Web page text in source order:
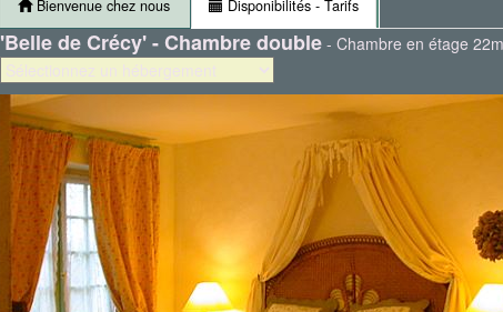
Bienvenue chez nous Disponibilités - Tarifs
'Belle de Crécy' - Chambre double - Chambre en étage